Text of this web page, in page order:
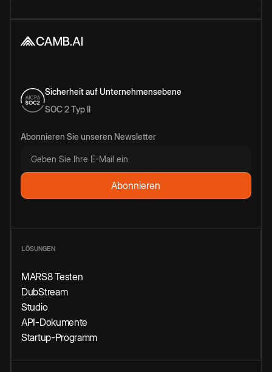
Sicherheit auf Unternehmensebene
SOC 2 Typ II
Abonnieren Sie unseren Newsletter
LÖSUNGEN
MARS8 Testen
DubStream
Studio
API-Dokumente
Startup-Programm